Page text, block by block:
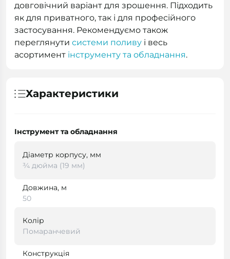
довговічний варіант для зрошення. Підходить
як для приватного, так і для професійного
застосування. Рекомендуємо також
переглянути системи поливу і весь
асортимент інструменту та обладнання.
Характеристики
Інструмент та обладнання
Діаметр корпусу, мм
¾ дюйма (19 мм)
Довжина, м
50
Колір
Помаранчевий
Конструкція